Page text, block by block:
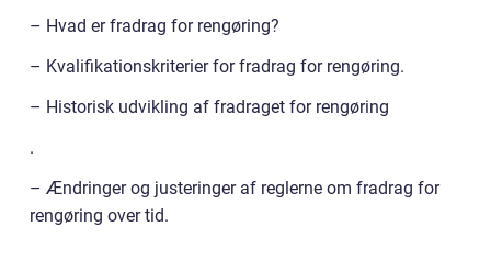
– Hvad er fradrag for rengøring?
– Kvalifikationskriterier for fradrag for rengøring.
– Historisk udvikling af fradraget for rengøring
.
– Ændringer og justeringer af reglerne om fradrag for
rengøring over tid.